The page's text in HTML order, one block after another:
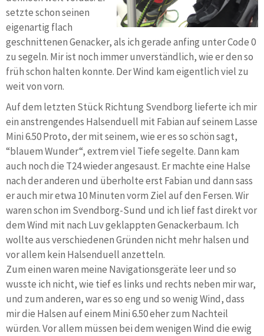
setzte schon seinen
eigenartig flach
geschnittenen Genacker, als ich gerade anfing unter Code 0
zu segeln. Mir ist noch immer unverständlich, wie er den so
früh schon halten konnte. Der Wind kam eigentlich viel zu
weit von vorn.
Auf dem letzten Stück Richtung Svendborg lieferte ich mir
ein anstrengendes Halsenduell mit Fabian auf seinem Lasse
Mini 6.50 Proto, der mit seinem, wie er es so schön sagt,
“blauem Wunder“, extrem viel Tiefe segelte. Dann kam
auch noch die T24 wieder angesaust. Er machte eine Halse
nach der anderen und überholte erst Fabian und dann sass
er auch mir etwa 10 Minuten vorm Ziel auf den Fersen. Wir
waren schon im Svendborg-Sund und ich lief fast direkt vor
dem Wind mit nach Luv geklappten Genackerbaum. Ich
wollte aus verschiedenen Gründen nicht mehr halsen und
vor allem kein Halsenduell anzetteln.
Zum einen waren meine Navigationsgeräte leer und so
wusste ich nicht, wie tief es links und rechts neben mir war,
und zum anderen, war es so eng und so wenig Wind, dass
mir die Halsen auf einem Mini 6.50 eher zum Nachteil
würden. Vor allem müssen bei dem wenigen Wind die ewig